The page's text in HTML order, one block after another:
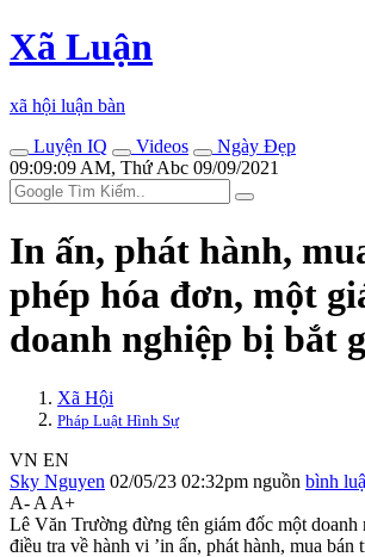
Xã Luận
xã hội luận bàn
Luyện IQ
Videos
Ngày Đẹp
09:09:09 AM, Thứ Abc 09/09/2021
In ấn, phát hành,
phép hóa đơn, một
doanh nghiệp bị bắt
Xã Hội
Pháp Luật Hình Sự
VN EN
Sky Nguyen 02/05/23 02:32pm nguồn bình
A- A A+
Lê Văn Trường đừng tên giám đốc một doanh
điều tra về hành vi ’in ấn, phát hành, mua bán